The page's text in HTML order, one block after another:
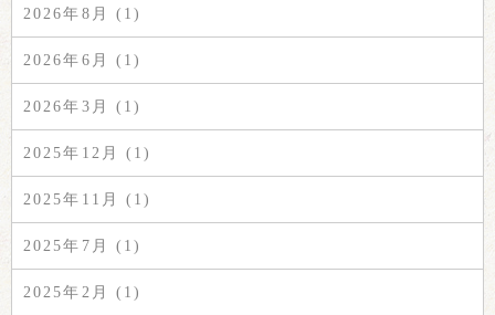
2026年8月 (1)
2026年6月 (1)
2026年3月 (1)
2025年12月 (1)
2025年11月 (1)
2025年7月 (1)
2025年2月 (1)